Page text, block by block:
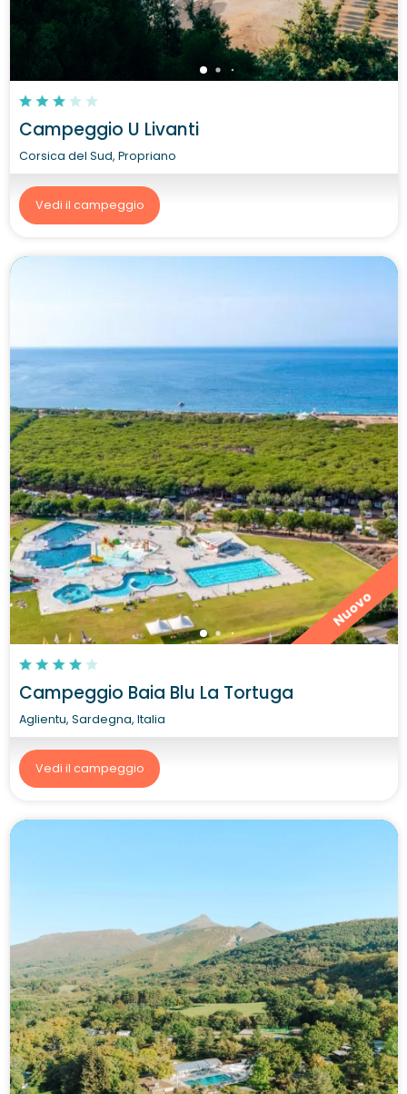
Campeggio U Livanti
Corsica del Sud, Propriano
Vedi il campeggio
Nuovo
Campeggio Baia Blu La Tortuga
Aglientu, Sardegna, Italia
Vedi il campeggio